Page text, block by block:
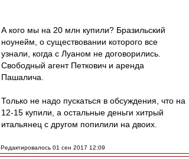
А кого мы на 20 млн купили? Бразильский
ноунейм, о существовании которого все
узнали, когда с Луаном не договорились.
Свободный агент Петкович и аренда
Пашалича.
Только не надо пускаться в обсуждения, что на
12-15 купили, а остальные деньги хитрый
итальянец с другом попилили на двоих.
Редактировалось 01 сен 2017 12:09